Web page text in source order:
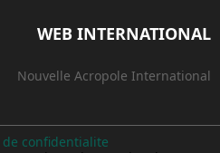
WEB INTERNATIONAL
Nouvelle Acropole International
confidentialite